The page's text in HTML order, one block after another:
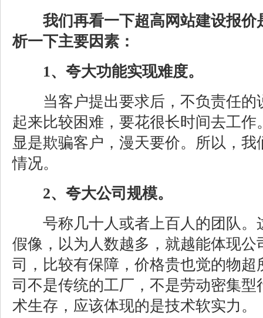
我们再看一下超高网站建设报
析一下主要因素：
1、夸大功能实现难度。
当客户提出要求后，不负责任的
起来比较困难，要花很长时间去工
显是欺骗客户，漫天要价。所以，
情况。
2、夸大公司规模。
号称几十人或者上百人的团队。
假像，以为人数越多，就越能体现
司，比较有保障，价格贵也觉的物
司不是传统的工厂，不是劳动密集
术生存，应该体现的是技术软实力。